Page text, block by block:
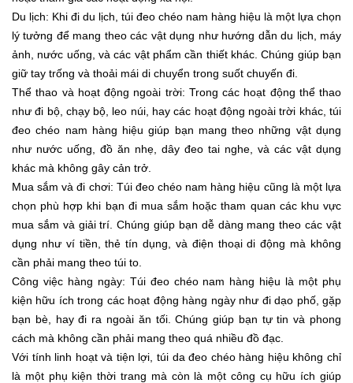
Du lịch: Khi đi du lịch, túi đeo chéo nam hàng hiệu là một lựa chọn
lý tưởng để mang theo các vật dụng như hướng dẫn du lịch, máy
ảnh, nước uống, và các vật phẩm cần thiết khác. Chúng giúp bạn
giữ tay trống và thoải mái di chuyển trong suốt chuyến đi.
Thể thao và hoạt động ngoài trời: Trong các hoạt động thể thao
như đi bộ, chạy bộ, leo núi, hay các hoạt động ngoài trời khác, túi
đeo chéo nam hàng hiệu giúp bạn mang theo những vật dụng
như nước uống, đồ ăn nhẹ, dây đeo tai nghe, và các vật dụng
khác mà không gây cản trở.
Mua sắm và đi chơi: Túi đeo chéo nam hàng hiệu cũng là một lựa
chọn phù hợp khi bạn đi mua sắm hoặc tham quan các khu vực
mua sắm và giải trí. Chúng giúp bạn dễ dàng mang theo các vật
dụng như ví tiền, thẻ tín dụng, và điện thoại di động mà không
cần phải mang theo túi to.
Công việc hàng ngày: Túi đeo chéo nam hàng hiệu là một phụ
kiện hữu ích trong các hoạt động hàng ngày như đi dạo phố, gặp
bạn bè, hay đi ra ngoài ăn tối. Chúng giúp bạn tự tin và phong
cách mà không cần phải mang theo quá nhiều đồ đạc.
Với tính linh hoạt và tiện lợi, túi da đeo chéo hàng hiệu không chỉ
là một phụ kiện thời trang mà còn là một công cụ hữu ích giúp